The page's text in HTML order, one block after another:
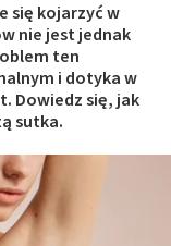
się kojarzyć w
nie jest jednak
ten
i dotyka w
Dowiedz się, jak
sutka.